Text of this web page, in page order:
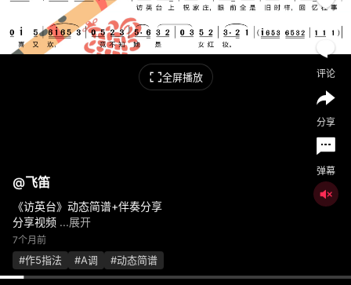
全屏播放
@飞笛
《访英台》动态简谱+伴奏分享
分享视频 ...展开
7个月前
#作5指法 #A调 #动态简谱
评论
分享
弹幕